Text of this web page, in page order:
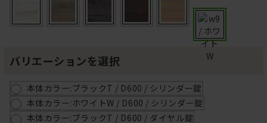
バリエーションを選択
本体カラー:ブラックT / D600 / シリンダー錠
本体カラー:ホワイトW / D600 / シリンダー錠
本体カラー:ブラックT / D600 / ダイヤル錠